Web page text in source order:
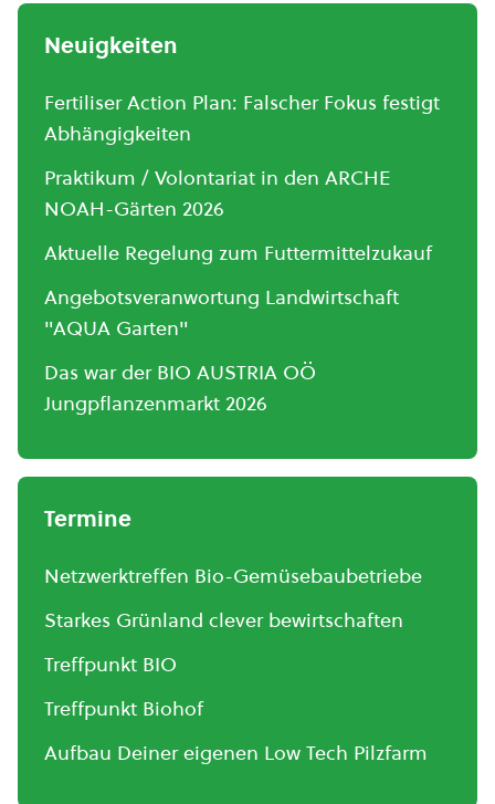
Neuigkeiten
Fertiliser Action Plan: Falscher Fokus festigt
Abhängigkeiten
Praktikum / Volontariat in den ARCHE
NOAH-Gärten 2026
Aktuelle Regelung zum Futtermittelzukauf
Angebotsveranwortung Landwirtschaft
"AQUA Garten"
Das war der BIO AUSTRIA OÖ
Jungpflanzenmarkt 2026
Termine
Netzwerktreffen Bio-Gemüsebaubetriebe
Starkes Grünland clever bewirtschaften
Treffpunkt BIO
Treffpunkt Biohof
Aufbau Deiner eigenen Low Tech Pilzfarm